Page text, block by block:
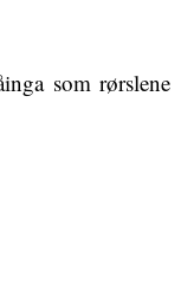
som rørslene